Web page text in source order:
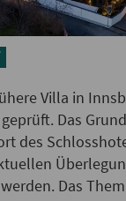
Villa in
Das
des
Das